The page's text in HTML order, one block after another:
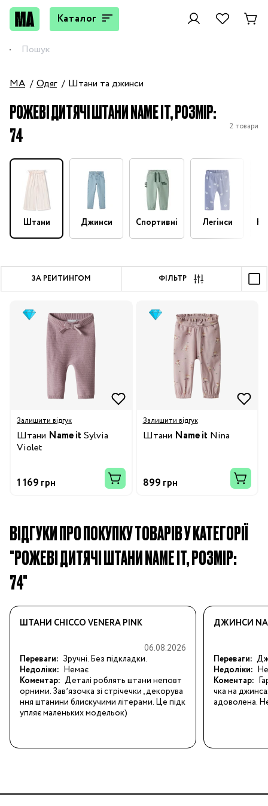
Каталог
MA Одяг Штани та джинси
РОЖЕВІ ДИТЯЧІ ШТАНИ NAME IT, РОЗМІР:
74
2 товари
Штани Джинси Спортивні Легінси
ЗА РЕЙТИНГОМ ФІЛЬТР
Залишити відгук
Штани Name it Sylvia
Violet
1 169 грн
Залишити відгук
Штани Name it Nina
899 грн
ВІДГУКИ ПРО ПОКУПКУ ТОВАРІВ У КАТЕГОРІЇ
"РОЖЕВІ ДИТЯЧІ ШТАНИ NAME IT, РОЗМІР:
74"
ШТАНИ CHICCO VENERA PINK
06.08.2026
Переваги: Зручні. Без підкладки.
Недоліки: Немає
Коментар: Деталі роблять штани неповт
орними. Завʼязочка зі стрічечки , декорува
ння штанини блискучими літерами. Це підк
упляє маленьких модельок)
ДЖИНСИ
Переваги:
Недоліки:
Коментар:
чка на
адоволена.